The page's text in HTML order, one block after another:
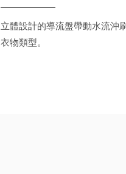
立體設計的導流盤帶動水流沖
衣物類型。